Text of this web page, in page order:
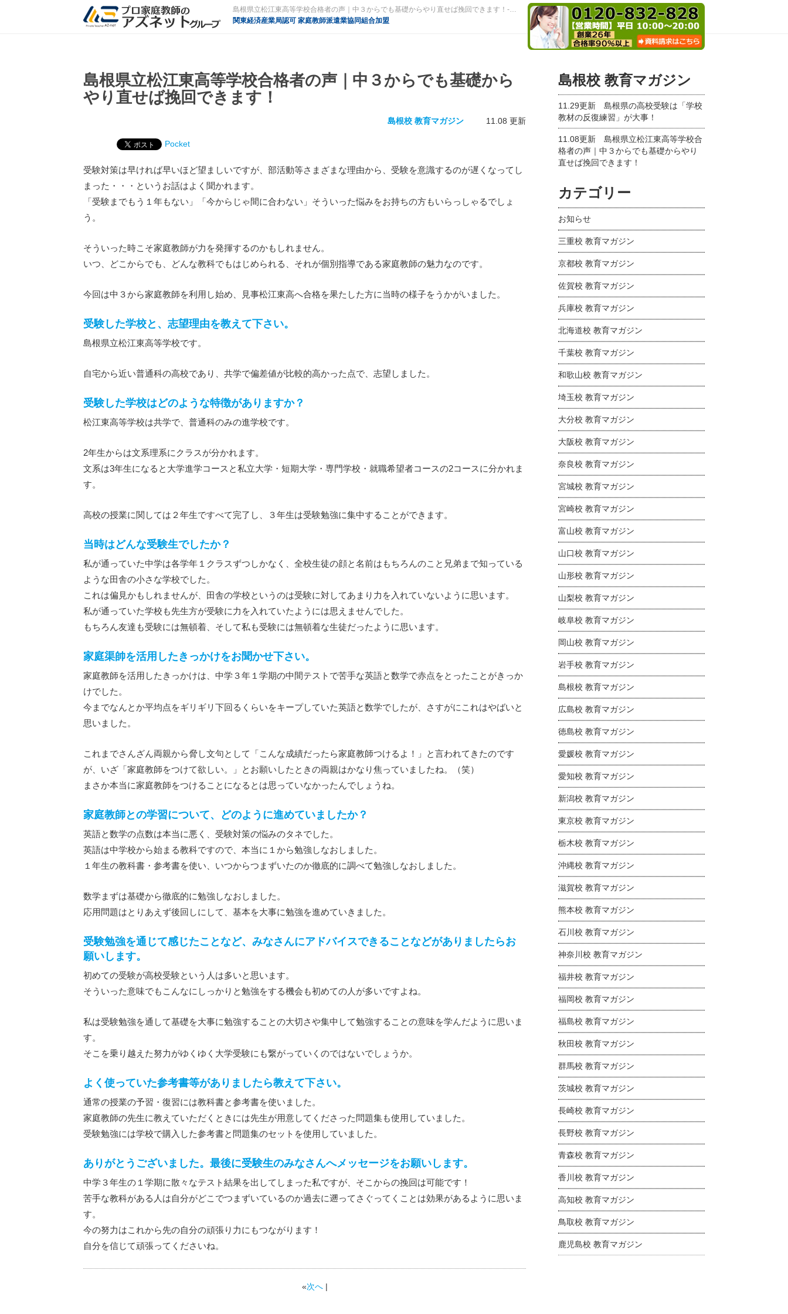
島根県立松江東高等学校合格者の声｜中３からでも基礎からやり直せば挽回できます！-島根校 教育マガジン|プロ家庭教師のアズネット
関東経済産業局認可 家庭教師派遣業協同組合加盟
島根県立松江東高等学校合格者の声｜中３からでも基礎から
やり直せば挽回できます！
島根校 教育マガジン 11.08 更新
Pocket
受験対策は早ければ早いほど望ましいですが、部活動等さまざまな理由から、受験を意識するのが遅くなってし
まった・・・というお話はよく聞かれます。
「受験までもう１年もない」「今からじゃ間に合わない」そういった悩みをお持ちの方もいらっしゃるでしょ
う。
そういった時こそ家庭教師が力を発揮するのかもしれません。
いつ、どこからでも、どんな教科でもはじめられる、それが個別指導である家庭教師の魅力なのです。
今回は中３から家庭教師を利用し始め、見事松江東高へ合格を果たした方に当時の様子をうかがいました。
受験した学校と、志望理由を教えて下さい。
島根県立松江東高等学校です。
自宅から近い普通科の高校であり、共学で偏差値が比較的高かった点で、志望しました。
受験した学校はどのような特徴がありますか？
松江東高等学校は共学で、普通科のみの進学校です。
2年生からは文系理系にクラスが分かれます。
文系は3年生になると大学進学コースと私立大学・短期大学・専門学校・就職希望者コースの2コースに分かれま
す。
高校の授業に関しては２年生ですべて完了し、３年生は受験勉強に集中することができます。
当時はどんな受験生でしたか？
私が通っていた中学は各学年１クラスずつしかなく、全校生徒の顔と名前はもちろんのこと兄弟まで知っている
ような田舎の小さな学校でした。
これは偏見かもしれませんが、田舎の学校というのは受験に対してあまり力を入れていないように思います。
私が通っていた学校も先生方が受験に力を入れていたようには思えませんでした。
もちろん友達も受験には無頓着、そして私も受験には無頓着な生徒だったように思います。
家庭渠帥を活用したきっかけをお聞かせ下さい。
家庭教師を活用したきっかけは、中学３年１学期の中間テストで苦手な英語と数学で赤点をとったことがきっか
けでした。
今までなんとか平均点をギリギリ下回るくらいをキープしていた英語と数学でしたが、さすがにこれはやばいと
思いました。
これまでさんざん両親から脅し文句として「こんな成績だったら家庭教師つけるよ！」と言われてきたのです
が、いざ「家庭教師をつけて欲しい。」とお願いしたときの両親はかなり焦っていましたね。（笑）
まさか本当に家庭教師をつけることになるとは思っていなかったんでしょうね。
家庭教師との学習について、どのように進めていましたか？
英語と数学の点数は本当に悪く、受験対策の悩みのタネでした。
英語は中学校から始まる教科ですので、本当に１から勉強しなおしました。
１年生の教科書・参考書を使い、いつからつまずいたのか徹底的に調べて勉強しなおしました。
数学まずは基礎から徹底的に勉強しなおしました。
応用問題はとりあえず後回しにして、基本を大事に勉強を進めていきました。
受験勉強を通じて感じたことなど、みなさんにアドバイスできることなどがありましたらお
願いします。
初めての受験が高校受験という人は多いと思います。
そういった意味でもこんなにしっかりと勉強をする機会も初めての人が多いですよね。
私は受験勉強を通して基礎を大事に勉強することの大切さや集中して勉強することの意味を学んだように思いま
す。
そこを乗り越えた努力がゆくゆく大学受験にも繋がっていくのではないでしょうか。
よく使っていた参考書等がありましたら教えて下さい。
通常の授業の予習・復習には教科書と参考書を使いました。
家庭教師の先生に教えていただくときには先生が用意してくださった問題集も使用していました。
受験勉強には学校で購入した参考書と問題集のセットを使用していました。
ありがとうございました。最後に受験生のみなさんへメッセージをお願いします。
中学３年生の１学期に散々なテスト結果を出してしまった私ですが、そこからの挽回は可能です！
苦手な教科がある人は自分がどこでつまずいているのか過去に遡ってさぐってくことは効果があるように思いま
す。
今の努力はこれから先の自分の頑張り力にもつながります！
自分を信じて頑張ってくださいね。
«次へ |
島根校 教育マガジン
11.29更新
島根県の高校受験は「学校
教材の反復練習」が大事！
11.08更新
島根県立松江東高等学校合
格者の声｜中３からでも基礎からやり
直せば挽回できます！
カテゴリー
お知らせ
三重校 教育マガジン
京都校 教育マガジン
佐賀校 教育マガジン
兵庫校 教育マガジン
北海道校 教育マガジン
千葉校 教育マガジン
和歌山校 教育マガジン
埼玉校 教育マガジン
大分校 教育マガジン
大阪校 教育マガジン
奈良校 教育マガジン
宮城校 教育マガジン
宮崎校 教育マガジン
富山校 教育マガジン
山口校 教育マガジン
山形校 教育マガジン
山梨校 教育マガジン
岐阜校 教育マガジン
岡山校 教育マガジン
岩手校 教育マガジン
島根校 教育マガジン
広島校 教育マガジン
徳島校 教育マガジン
愛媛校 教育マガジン
愛知校 教育マガジン
新潟校 教育マガジン
東京校 教育マガジン
栃木校 教育マガジン
沖縄校 教育マガジン
滋賀校 教育マガジン
熊本校 教育マガジン
石川校 教育マガジン
神奈川校 教育マガジン
福井校 教育マガジン
福岡校 教育マガジン
福島校 教育マガジン
秋田校 教育マガジン
群馬校 教育マガジン
茨城校 教育マガジン
長崎校 教育マガジン
長野校 教育マガジン
青森校 教育マガジン
香川校 教育マガジン
高知校 教育マガジン
鳥取校 教育マガジン
鹿児島校 教育マガジン